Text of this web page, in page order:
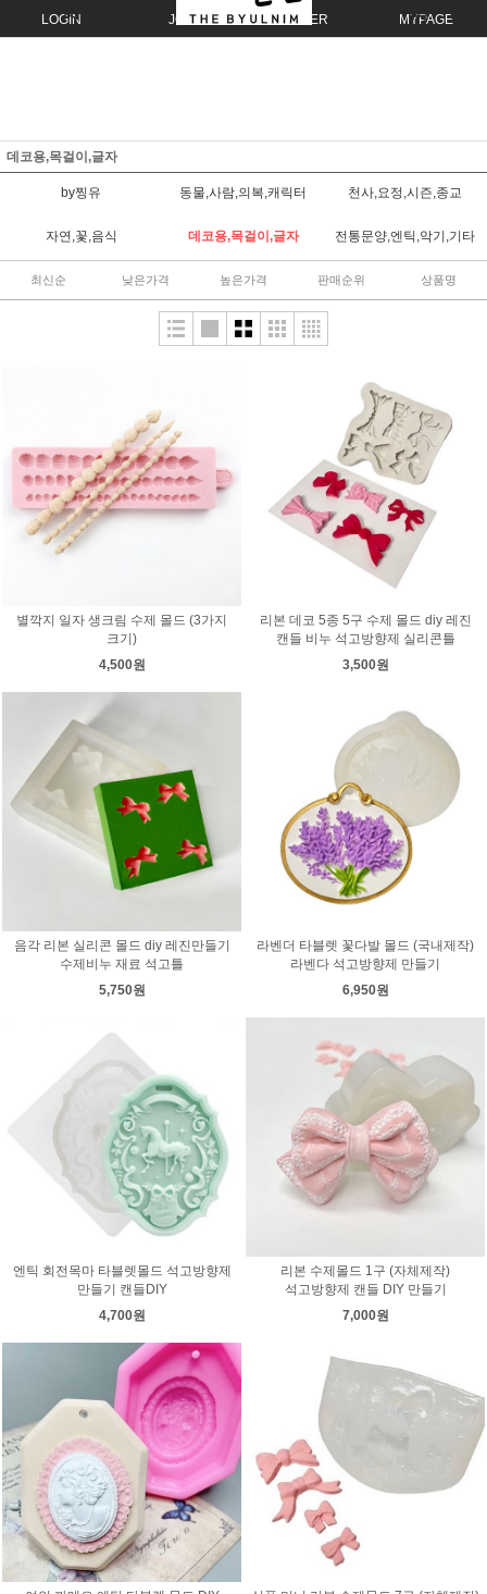
LOGIN JOIN ORDER MYPAGE
데코용,목걸이,글자
by찡유 동물,사람,의복,캐릭터 천사,요정,시즌,종교
자연,꽃,음식 데코용,목걸이,글자 전통문양,엔틱,악기,기타
최신순 낮은가격 높은가격 판매순위 상품명
별깍지 일자 생크림 수제 몰드 (3가지
크기)
4,500원
리본 데코 5종 5구 수제 몰드 diy 레진
캔들 비누 석고방향제 실리콘틀
3,500원
음각 리본 실리콘 몰드 diy 레진만들기
수제비누 재료 석고틀
5,750원
라벤더 타블렛 꽃다발 몰드 (국내제작)
라벤다 석고방향제 만들기
6,950원
엔틱 회전목마 타블렛몰드 석고방향제
만들기 캔들DIY
4,700원
리본 수제몰드 1구 (자체제작)
석고방향제 캔들 DIY 만들기
7,000원